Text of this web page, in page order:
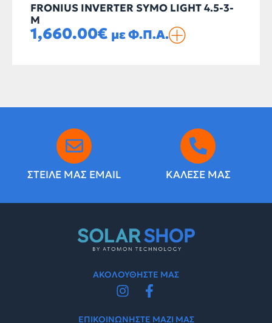
FRONIUS INVERTER SYMO LIGHT 4.5-3-
M
1,660.00€ με Φ.Π.Α.
ΣΤΕΙΛΕ ΜΑΣ EMAIL ΚΑΛΕΣΕ ΜΑΣ
ΑΚΟΛΟΥΘΗΣΤΕ ΜΑΣ
ΕΠΙΚΟΙΝΩΝΗΣΤΕ ΜΑΖΙ ΜΑΣ